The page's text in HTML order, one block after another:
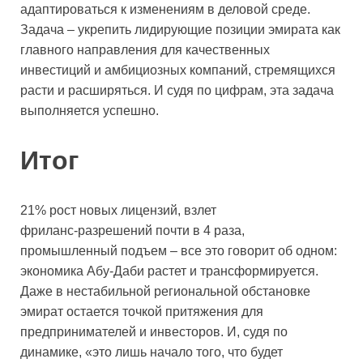
адаптироваться к изменениям в деловой среде.
Задача – укрепить лидирующие позиции эмирата как
главного направления для качественных
инвестиций и амбициозных компаний, стремящихся
расти и расширяться. И судя по цифрам, эта задача
выполняется успешно.
Итог
21% рост новых лицензий, взлет
фриланс‑разрешений почти в 4 раза,
промышленный подъем – все это говорит об одном:
экономика Абу‑Даби растет и трансформируется.
Даже в нестабильной региональной обстановке
эмират остается точкой притяжения для
предпринимателей и инвесторов. И, судя по
динамике, «это лишь начало того, что будет